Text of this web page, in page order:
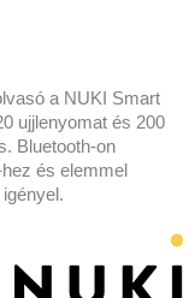
a NUKI Smart
ujjlenyomat és 200
Bluetooth-on
és elemmel